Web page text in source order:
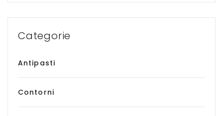
Categorie
Antipasti
Contorni